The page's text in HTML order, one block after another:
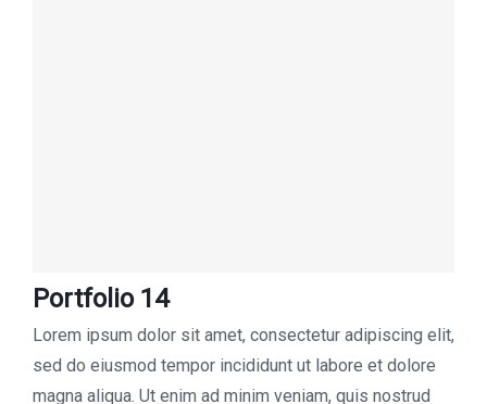
Portfolio 14
Lorem ipsum dolor sit amet, consectetur adipiscing elit,
sed do eiusmod tempor incididunt ut labore et dolore
magna aliqua. Ut enim ad minim veniam, quis nostrud